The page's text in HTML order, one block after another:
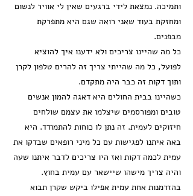
ותמיכה. נמצאת לידי ברגעים שאין לי אוויר לנשום
ומחזקת בעוד שאני רואה שגם היא מתפרקת
מבפנים.
כל מה שהיינו צריכים ולא ידענו איך להוציא
לפועל, כל מה שהייתי צריך זה להרים טלפון לקרן
ותוך דקות זה כבר היה מתקדם.
כשהיינו בבית החולים היא דאגה להמון אנשים
טובים ומפורסמים שיצלמו את עצמם שולחים
חיזוקים לעמית. זה נתן לו כוחות להתמודד. היא
באה איתנו לפגישות עם כל מיני רופאים שבדקו את
עמית לכמה דקות ואז היו צריכים לדבר איתנו שעה
והיה צריך מישהו שיישאר עם עמית בחוץ.
בהזדמנות אחת עמית אפילו ביקש שקרן תבוא